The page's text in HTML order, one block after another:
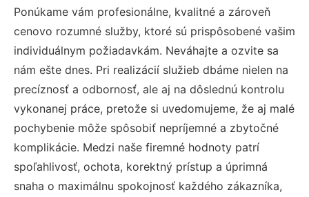
Ponúkame vám profesionálne, kvalitné a zároveň
cenovo rozumné služby, ktoré sú prispôsobené vašim
individuálnym požiadavkám. Neváhajte a ozvite sa
nám ešte dnes. Pri realizácií služieb dbáme nielen na
precíznosť a odbornosť, ale aj na dôslednú kontrolu
vykonanej práce, pretože si uvedomujeme, že aj malé
pochybenie môže spôsobiť nepríjemné a zbytočné
komplikácie. Medzi naše firemné hodnoty patrí
spoľahlivosť, ochota, korektný prístup a úprimná
snaha o maximálnu spokojnosť každého zákazníka,